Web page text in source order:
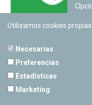
Utilizamos cookies
Necesarias
Preferencias
Estadísticas
Marketing